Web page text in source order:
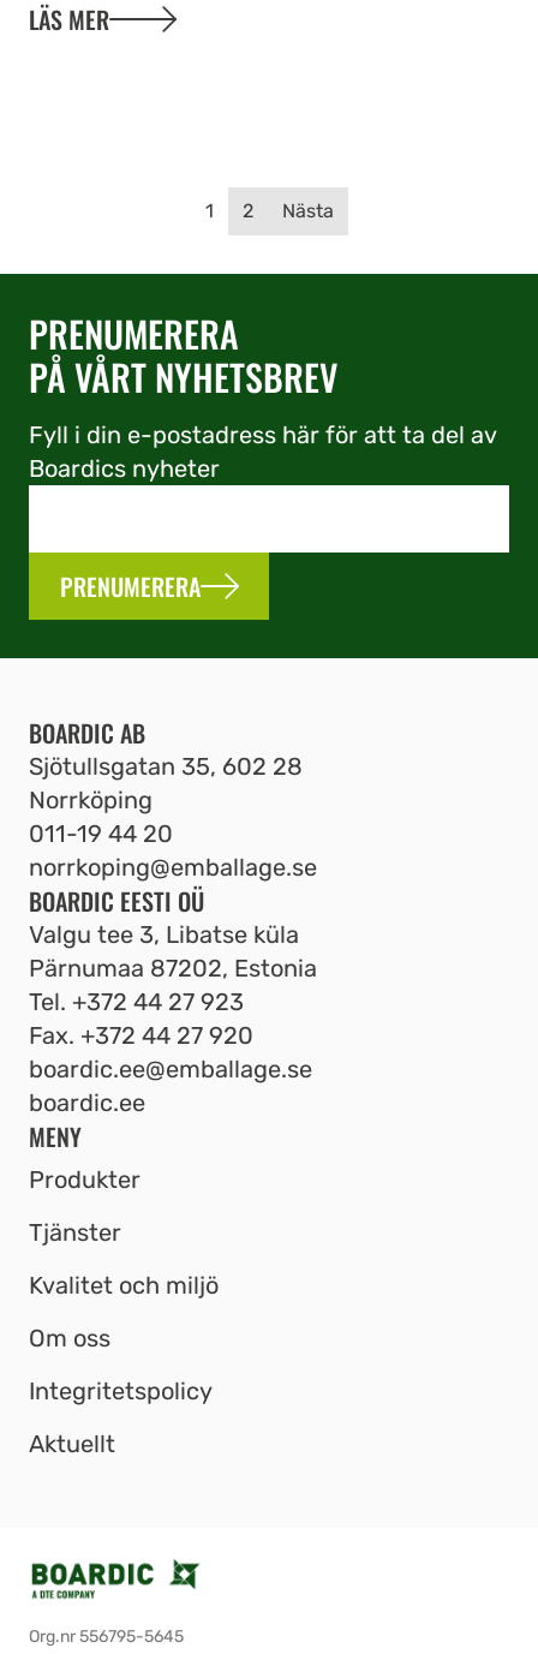
LÄS MER
Inläggsnavigering
1 2 Nästa
PRENUMERERA
PÅ VÅRT NYHETSBREV
Fyll i din e-postadress här för att ta del av
Boardics nyheter
PRENUMERERA
BOARDIC AB
Sjötullsgatan 35, 602 28
Norrköping
011-19 44 20
norrkoping@emballage.se
BOARDIC EESTI OÜ
Valgu tee 3, Libatse küla
Pärnumaa 87202, Estonia
Tel. +372 44 27 923
Fax. +372 44 27 920
boardic.ee@emballage.se
boardic.ee
MENY
Produkter
Tjänster
Kvalitet och miljö
Om oss
Integritetspolicy
Aktuellt
Org.nr 556795-5645